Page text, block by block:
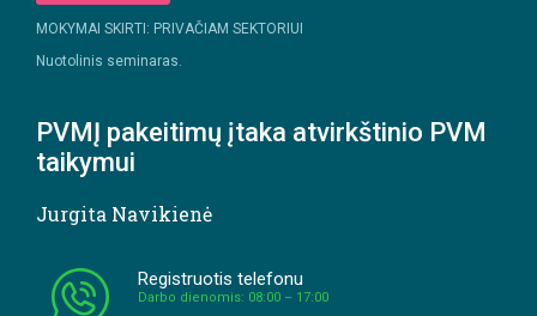
MOKYMAI SKIRTI: PRIVAČIAM SEKTORIUI
Nuotolinis seminaras.
PVMĮ pakeitimų įtaka atvirkštinio PVM
taikymui
Jurgita Navikienė
Registruotis telefonu
Darbo dienomis: 08:00 – 17:00